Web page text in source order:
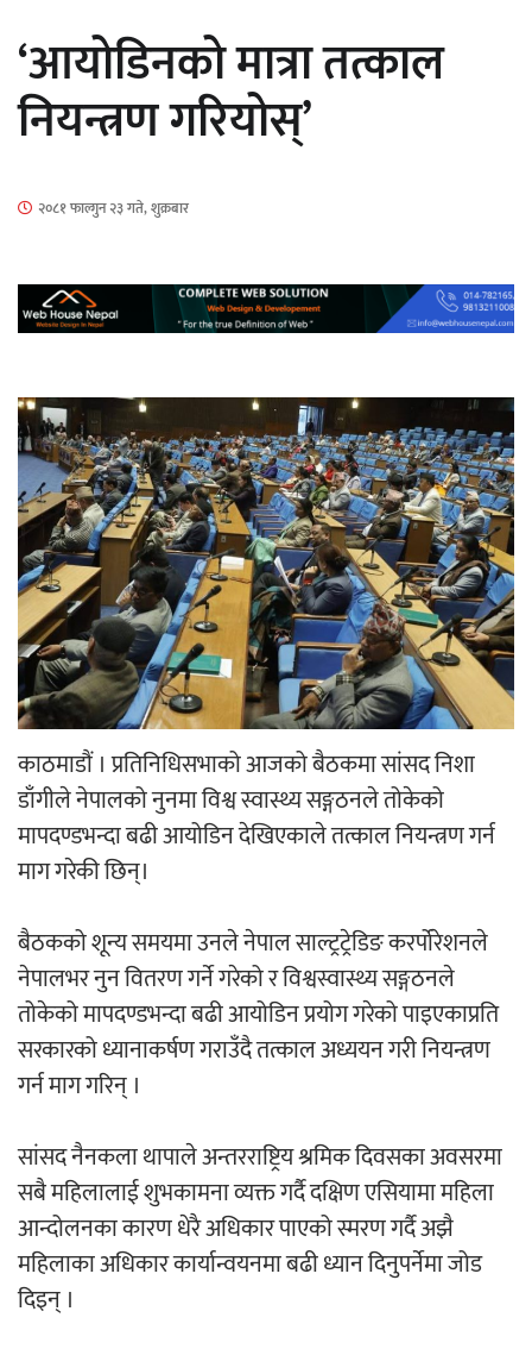
सार्वजनिक
नियन्त्रणमा
‘ईयुमा डट कम’ले बुधबारदेखि आफ्नो
औपचारिक सेवा सञ्चालनमा
हलमा छैन ‘गौँथली’को टिकट
‘आइतबारको अफिस’ को परिचर्चा सम्पन्न
मुक्तकसङ्ग्रह लोकार्पण
‘आयोडिनको मात्रा तत्काल
नियन्त्रण गरियोस्’
२०८१ फाल्गुन २३ गते, शुक्रबार
काठमाडौं । प्रतिनिधिसभाको आजको बैठकमा सांसद निशा
डाँगीले नेपालको नुनमा विश्व स्वास्थ्य सङ्गठनले तोकेको
मापदण्डभन्दा बढी आयोडिन देखिएकाले तत्काल नियन्त्रण गर्न
माग गरेकी छिन्।
बैठकको शून्य समयमा उनले नेपाल साल्ट्रट्रेडिङ करर्पोरेशनले
नेपालभर नुन वितरण गर्ने गरेको र विश्वस्वास्थ्य सङ्गठनले
तोकेको मापदण्डभन्दा बढी आयोडिन प्रयोग गरेको पाइएकाप्रति
सरकारको ध्यानाकर्षण गराउँदै तत्काल अध्ययन गरी नियन्त्रण
गर्न माग गरिन् ।
सांसद नैनकला थापाले अन्तरराष्ट्रिय श्रमिक दिवसका अवसरमा
सबै महिलालाई शुभकामना व्यक्त गर्दै दक्षिण एसियामा महिला
आन्दोलनका कारण धेरै अधिकार पाएको स्मरण गर्दै अझै
महिलाका अधिकार कार्यान्वयनमा बढी ध्यान दिनुपर्नेमा जोड
दिइन् ।